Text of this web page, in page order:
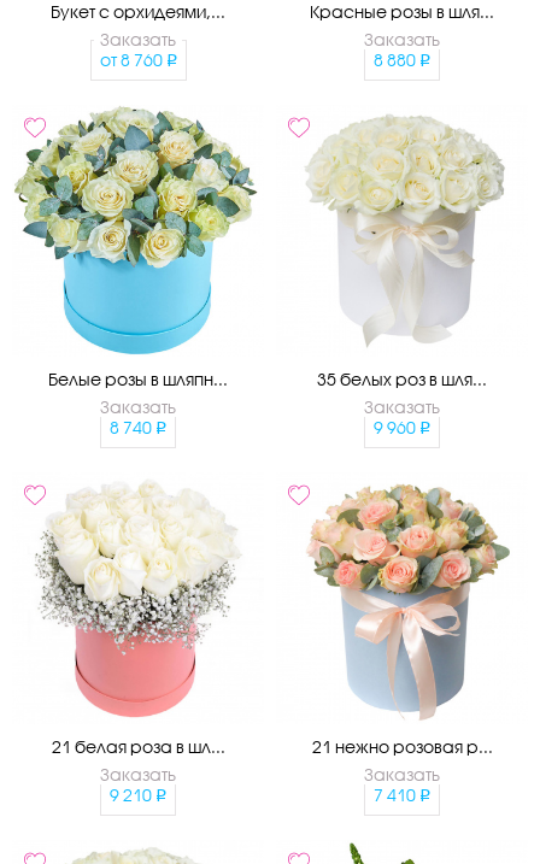
Букет с орхидеями,...
Заказать
от 8 760
Красные розы в шля...
Заказать
8 880
Белые розы в шляпн...
Заказать
8 740
35 белых роз в шля...
Заказать
9 960
21 белая роза в шл...
Заказать
9 210
21 нежно розовая р...
Заказать
7 410